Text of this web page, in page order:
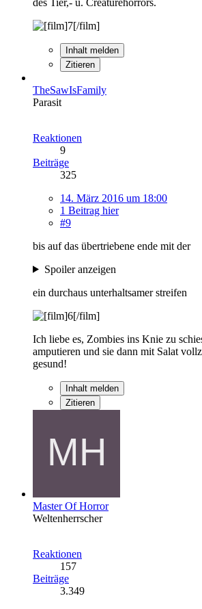
Inhalt melden
Zitieren
TheSawIsFamily
Parasit
Reaktionen
9
Beiträge
325
14. März 2016 um 18:00
1 Beitrag hier
#9
bis auf das übertriebene ende mit der
Spoiler anzeigen
ein durchaus unterhaltsamer streifen
Ich liebe es, Zombies ins Knie zu
amputieren und sie dann mit Salat
gesund!
Inhalt melden
Zitieren
Master Of Horror
Weltenherrscher
Reaktionen
157
Beiträge
3.349